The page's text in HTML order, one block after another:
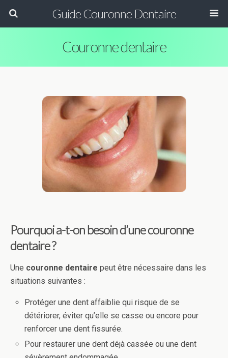
Guide Couronne Dentaire
Couronne dentaire
Pourquoi a-t-on besoin d’unecouronne
dentaire?
Une couronne dentaire peut être nécessaire dans les
situations suivantes :
Protéger une dent affaiblie qui risque de se
détériorer, éviter qu’elle se casse ou encore pour
renforcer une dent fissurée.
Pour restaurer une dent déjà cassée ou une dent